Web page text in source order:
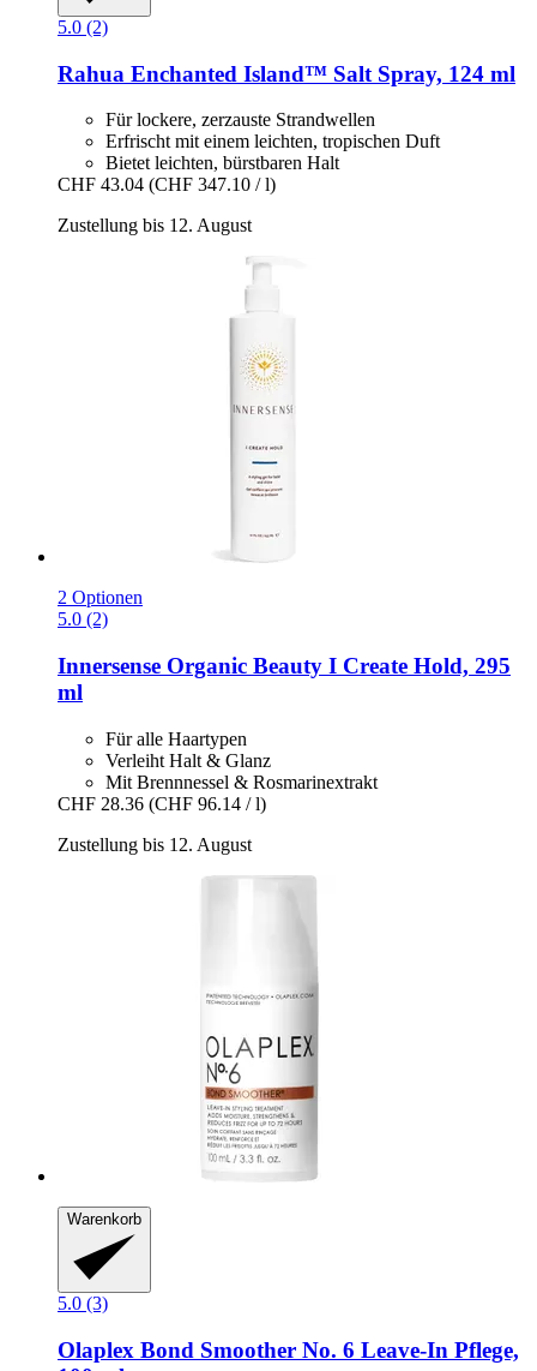
5.0 (2)
Rahua Enchanted Island™ Salt Spray, 124 ml
Für lockere, zerzauste Strandwellen
Erfrischt mit einem leichten, tropischen Duft
Bietet leichten, bürstbaren Halt
CHF 43.04 (CHF 347.10 / l)
Zustellung bis 12. August
2 Optionen
5.0 (2)
Innersense Organic Beauty I Create Hold, 295
ml
Für alle Haartypen
Verleiht Halt & Glanz
Mit Brennnessel & Rosmarinextrakt
CHF 28.36 (CHF 96.14 / l)
Zustellung bis 12. August
Warenkorb
5.0 (3)
Olaplex Bond Smoother No. 6 Leave-​In Pflege,